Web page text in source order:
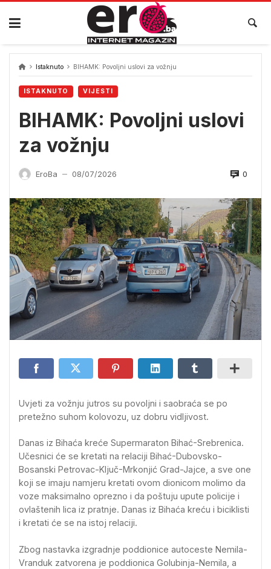
Skip
content
Istaknuto BIHAMK: Povoljni uslovi za vožnju
ISTAKNUTO VIJESTI
BIHAMK: Povoljni uslovi
za vožnju
EroBa — 08/07/2026 0
Uvjeti za vožnju jutros su povoljni i saobraća se po
pretežno suhom kolovozu, uz dobru vidljivost.
Danas iz Bihaća kreće Supermaraton Bihać-Srebrenica.
Učesnici će se kretati na relaciji Bihać-Dubovsko-
Bosanski Petrovac-Ključ-Mrkonjić Grad-Jajce, a sve one
koji se imaju namjeru kretati ovom dionicom molimo da
voze maksimalno oprezno i da poštuju upute policije i
ovlaštenih lica iz pratnje. Danas iz Bihaća kreću i biciklisti
i kretati će se na istoj relaciji.
Zbog nastavka izgradnje poddionice autoceste Nemila-
Vranduk zatvorena je poddionica Golubinja-Nemila, a